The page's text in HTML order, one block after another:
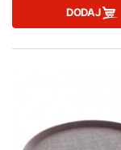
DODAJ